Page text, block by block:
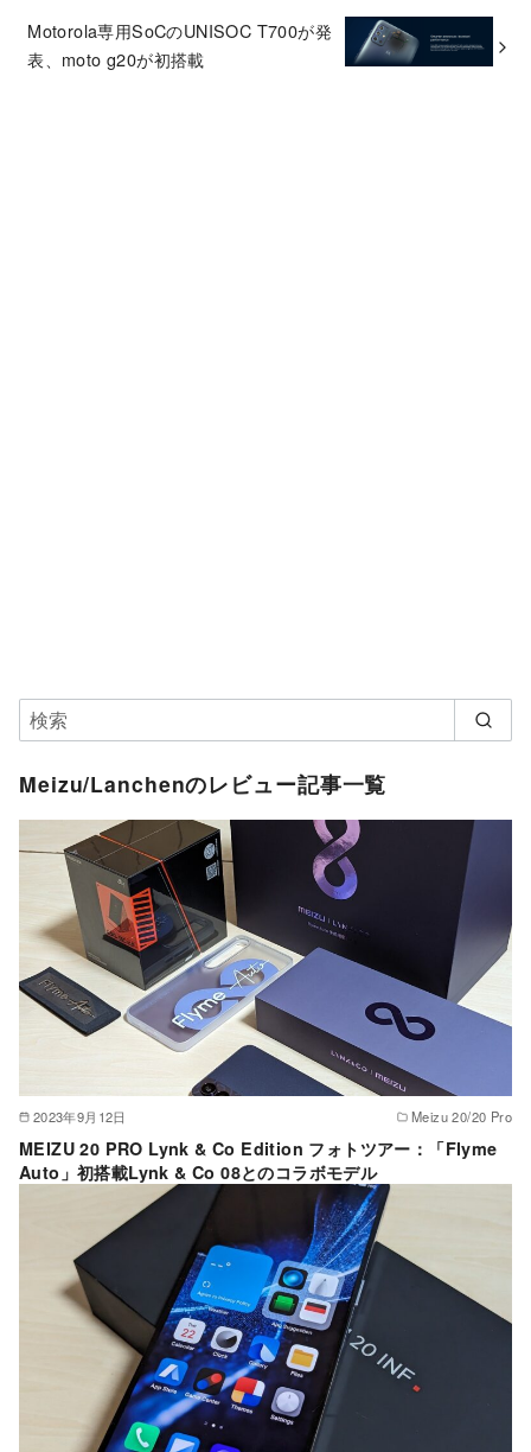
Motorola専用SoCのUNISOC T700が発
表、moto g20が初搭載
Meizu/Lanchenのレビュー記事一覧
2023年9月12日 Meizu 20/20 Pro
MEIZU 20 PRO Lynk & Co Edition フォトツアー：「Flyme
Auto」初搭載Lynk & Co 08とのコラボモデル